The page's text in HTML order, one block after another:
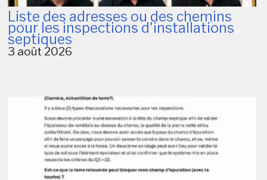
Liste des adresses ou des chemins
pour les inspections d'installations
septiques
3 août 2026